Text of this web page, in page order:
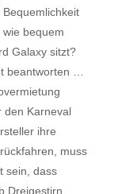
bequem
Galaxy sitzt?
beantworten …
den Karneval
ihre
muss
sein, dass
Dreigestirn,